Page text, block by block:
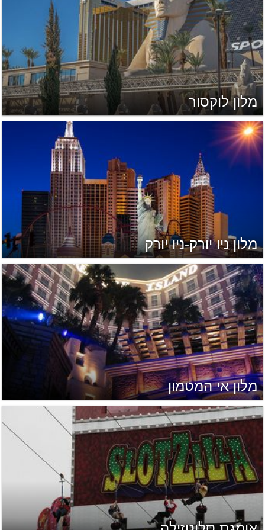
מלון לוקסור
מלון ניו יורק-ניו יורק
מלון אי המטמון